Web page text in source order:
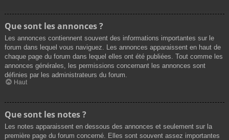
Que sont les annonces ?
Les annonces contiennent souvent des informations importantes sur le
forum dans lequel vous naviguez. Les annonces apparaissent en haut de
chaque page du forum dans lequel elles ont été publiées. Tout comme les
annonces générales, les permissions concernant les annonces sont
définies par les administrateurs du forum.
Haut
Que sont les notes ?
Les notes apparaissent en dessous des annonces et seulement sur la
première page du forum concerné. Elles sont souvent assez importantes